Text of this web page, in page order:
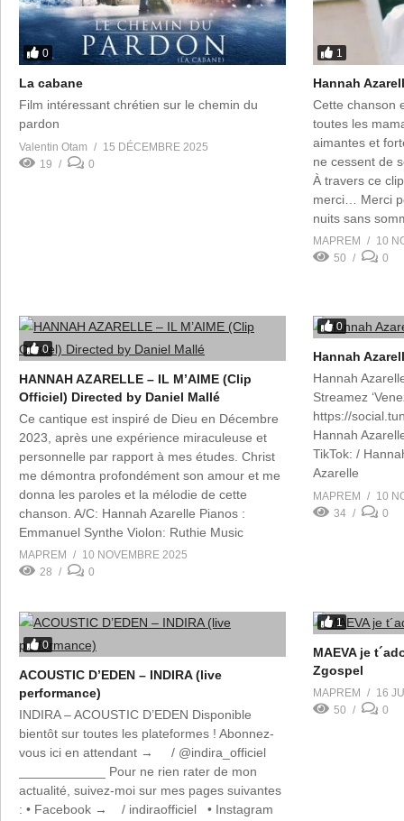
0
La cabane
Film intéressant chrétien sur le chemin du
pardon
Valentin Otam
15 DÉCEMBRE 2025
19
0
1
Hannah
Cette chanson
toutes les
aimantes et
ne cessent de
À travers ce
merci… Merci
nuits sans
À toutes les […]
MAPREM
10
50
0
0
HANNAH AZARELLE – IL M’AIME (Clip
Officiel) Directed by Daniel Mallé
Ce cantique est inspiré de Dieu en Décembre
2023, après une expérience miraculeuse et
personnelle par rapport à mes études. Christ
me démontra profondément son amour et me
donna les paroles et la mélodie de cette
chanson. A/C: Hannah Azarelle Pianos :
Emmanuel Synthe Violon: Ruthie Music
Batterie : Alpha Oméga records Choeurs :
Francine […]
MAPREM
10 NOVEMBRE 2025
28
0
0
Hannah
Hannah
Streamez
https://
Hannah
TikTok: /
Azarelle
MAPREM
10
34
0
0
ACOUSTIC D’EDEN – INDIRA (live
performance)
INDIRA – ACOUSTIC D’EDEN Disponible
bientôt sur toutes les plateformes ! Abonnez-
vous ici en attendant → / @indira_officiel ​
____________ Pour ne rien rater de mon
actualité, suivez-moi sur mes pages suivantes
: • Facebook → / indiraofficiel ​ • Instagram
1
MAEVA je
Zgospel
MAPREM
16
50
0